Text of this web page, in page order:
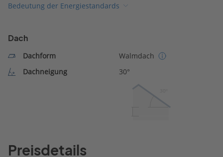
Bedeutung der Energiestandards
Dach
Dachform
Walmdach
Dachneigung
30°
Preisdetails